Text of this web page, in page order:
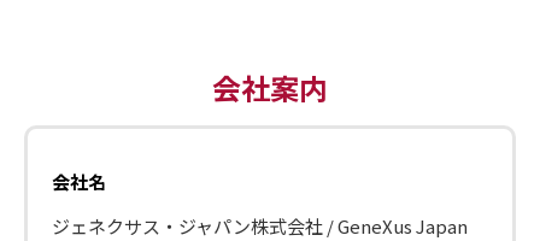
会社案内
会社名
ジェネクサス・ジャパン株式会社 / GeneXus Japan